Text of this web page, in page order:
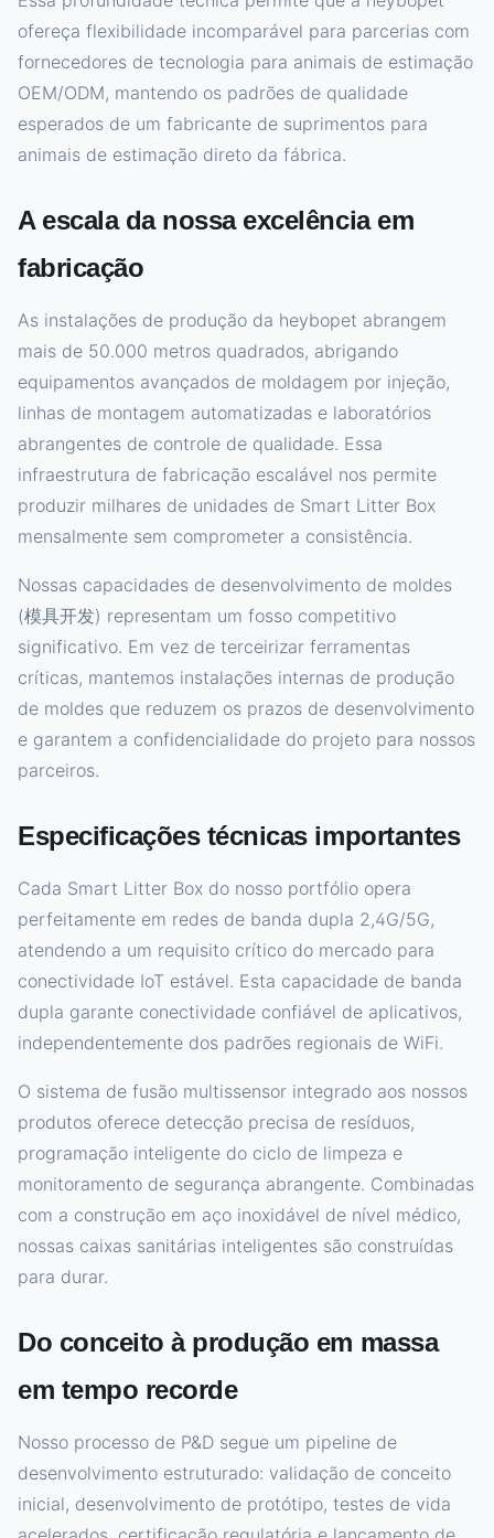
ofereça flexibilidade incomparável para parcerias com
fornecedores de tecnologia para animais de estimação
OEM/ODM, mantendo os padrões de qualidade
esperados de um fabricante de suprimentos para
animais de estimação direto da fábrica.
A escala da nossa excelência em
fabricação
As instalações de produção da heybopet abrangem
mais de 50.000 metros quadrados, abrigando
equipamentos avançados de moldagem por injeção,
linhas de montagem automatizadas e laboratórios
abrangentes de controle de qualidade. Essa
infraestrutura de fabricação escalável nos permite
produzir milhares de unidades de Smart Litter Box
mensalmente sem comprometer a consistência.
Nossas capacidades de desenvolvimento de moldes
(模具开发) representam um fosso competitivo
significativo. Em vez de terceirizar ferramentas
críticas, mantemos instalações internas de produção
de moldes que reduzem os prazos de desenvolvimento
e garantem a confidencialidade do projeto para nossos
parceiros.
Especificações técnicas importantes
Cada Smart Litter Box do nosso portfólio opera
perfeitamente em redes de banda dupla 2,4G/5G,
atendendo a um requisito crítico do mercado para
conectividade IoT estável. Esta capacidade de banda
dupla garante conectividade confiável de aplicativos,
independentemente dos padrões regionais de WiFi.
O sistema de fusão multissensor integrado aos nossos
produtos oferece detecção precisa de resíduos,
programação inteligente do ciclo de limpeza e
monitoramento de segurança abrangente. Combinadas
com a construção em aço inoxidável de nível médico,
nossas caixas sanitárias inteligentes são construídas
para durar.
Do conceito à produção em massa
em tempo recorde
Nosso processo de P&D segue um pipeline de
desenvolvimento estruturado: validação de conceito
inicial, desenvolvimento de protótipo, testes de vida